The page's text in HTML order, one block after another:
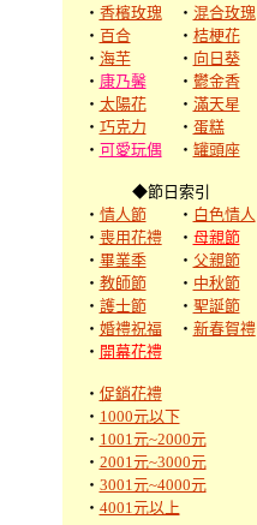
‧ 香檳玫瑰 ‧ 混合玫瑰
‧ 百合 ‧ 桔梗花
‧ 海芋 ‧ 向日葵
‧ 康乃馨 ‧ 鬱金香
‧ 太陽花 ‧ 滿天星
‧ 巧克力 ‧ 蛋糕
‧ 可愛玩偶 ‧ 罐頭座
◆節日索引
‧ 情人節 ‧ 白色情人
‧ 喪用花禮 ‧ 母親節
‧ 畢業季 ‧ 父親節
‧ 教師節 ‧ 中秋節
‧ 護士節 ‧ 聖誕節
‧ 婚禮祝福 ‧ 新春賀禮
‧ 開幕花禮
‧ 促銷花禮
‧ 1000元以下
‧ 1001元~2000元
‧ 2001元~3000元
‧ 3001元~4000元
‧ 4001元以上